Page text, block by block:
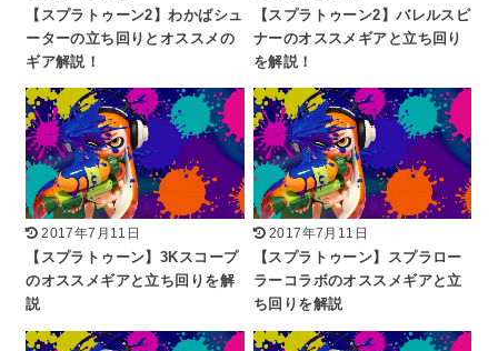
【スプラトゥーン2】わかばシュ
ーターの立ち回りとオススメの
ギア解説！
【スプラトゥーン2】バレルスピ
ナーのオススメギアと立ち回り
を解説！
2017年7月11日
【スプラトゥーン】3Kスコープ
のオススメギアと立ち回りを解
説
2017年7月11日
【スプラトゥーン】スプラロー
ラーコラボのオススメギアと立
ち回りを解説